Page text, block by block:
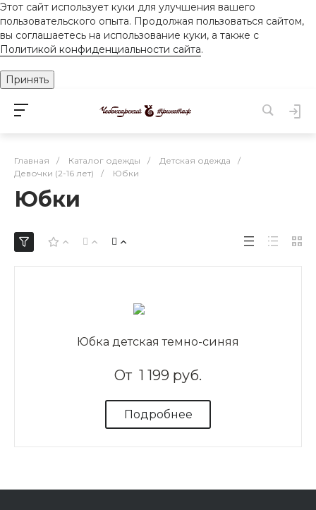
Этот сайт использует куки для улучшения вашего
пользовательского опыта. Продолжая пользоваться сайтом,
вы соглашаетесь на использование куки, а также с
Политикой конфиденциальности сайта.
Принять
Главная / Каталог одежды / Детская одежда
/
Девочки (2-16 лет)
/ Юбки
Юбки
Юбка детская темно-синяя
От 1 199 руб.
Подробнее